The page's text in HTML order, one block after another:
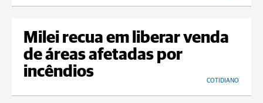
Milei recua em liberar venda
de áreas afetadas por
incêndios
COTIDIANO